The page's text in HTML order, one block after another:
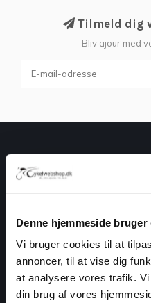
Denne hjemmeside bruger
Vi bruger cookies til at
annoncer, til at vise dig
at analysere vores trafik.
din brug af vores
Tilmeld dig
Bliv ajour med
Cykelwebshop.dk er din
udvalg af alt indenfor
Alle produkter er af